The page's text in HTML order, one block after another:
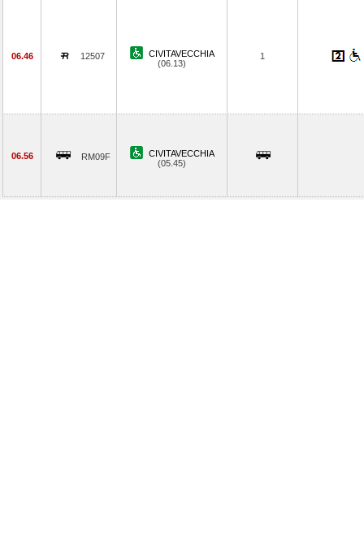
06.46 12507
CIVITAVECCHIA
(06.13)
1
06.56 RM09F
CIVITAVECCHIA
(05.45)